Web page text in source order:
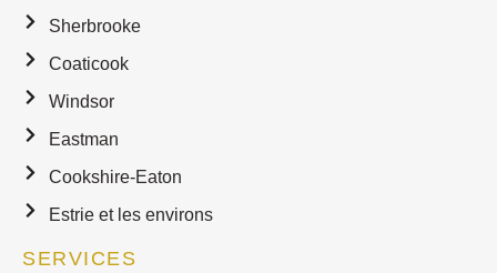
Sherbrooke
Coaticook
Windsor
Eastman
Cookshire-Eaton
Estrie et les environs
SERVICES